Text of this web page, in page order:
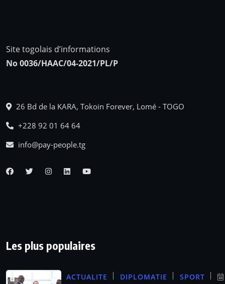
Site togolais d’informations
No 0036/HAAC/04-2021/PL/P
26 Bd de la KARA, Tokoin Forever, Lomé - TOGO
+228 92 01 64 64
info@pay-people.tg
Les plus populaires
ACTUALITE DIPLOMATIE SPORT